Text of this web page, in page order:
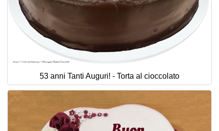
53 anni Tanti Auguri! - Torta al cioccolato